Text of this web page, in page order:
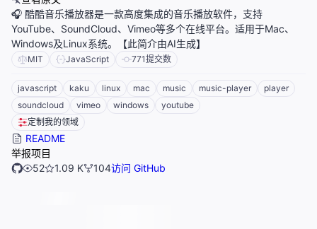
🎧 酷酷音乐播放器是一款高度集成的音乐播放软件，支持
YouTube、SoundCloud、Vimeo等多个在线平台。适用于Mac、
Windows及Linux系统。【此简介由AI生成】
MIT JavaScript 771提交数
javascript kaku linux mac music music-player
player
soundcloud
vimeo windows
youtube
定制我的领域
README
举报项目
52
1.09 K 104访问 GitHub